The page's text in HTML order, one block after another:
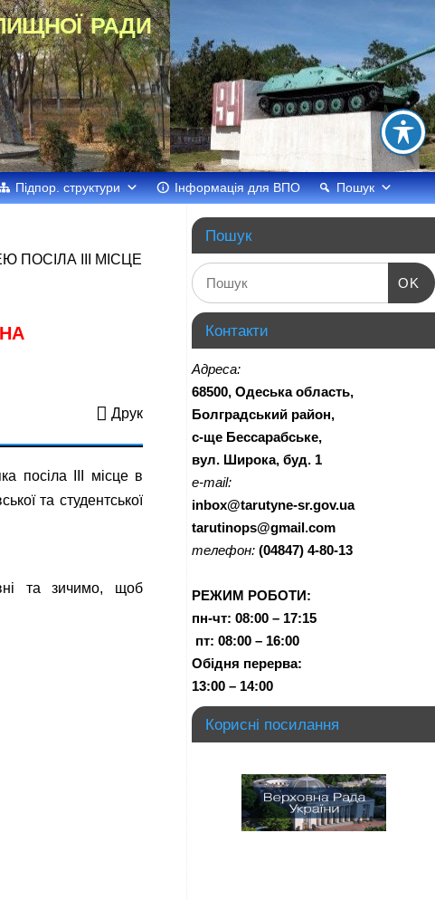
ради
Підпор. структури Інформація для ВПО Пошук
ІІІ МІСЦЕ
Друк
посіла ІІІ місце в
та студентської
та зичимо, щоб
Пошук
OK
Контакти
Адреса:
68500, Одеська область,
Болградський район,
с-ще Бессарабське,
вул. Широка, буд. 1
e-mail:
inbox@tarutyne-sr.gov.ua
tarutinops@gmail.com
телефон: (04847) 4-80-13
РЕЖИМ РОБОТИ:
пн-чт: 08:00 – 17:15
пт: 08:00 – 16:00
Обідня перерва:
13:00 – 14:00
Корисні посилання